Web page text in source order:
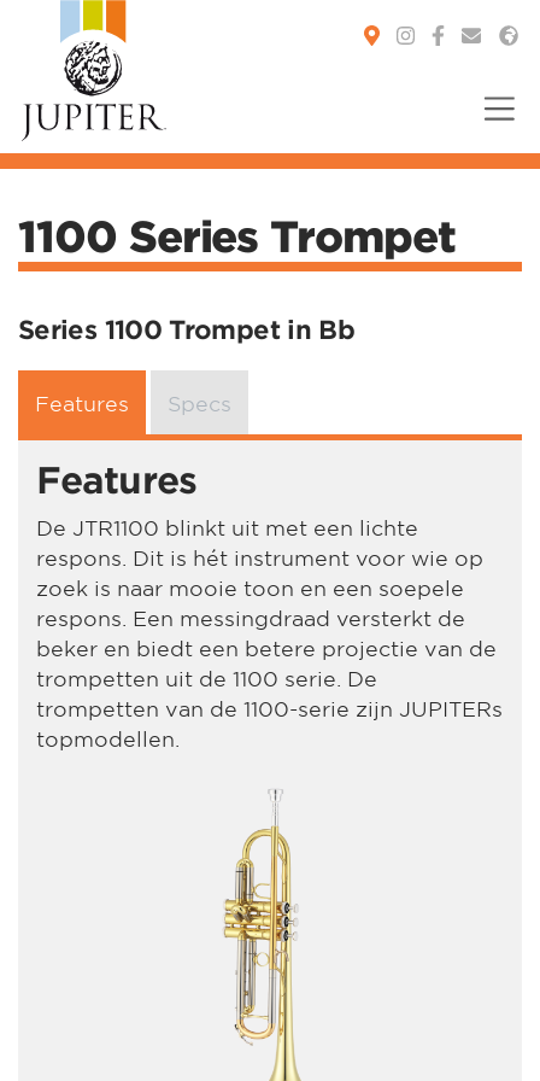
1100 Series Trompet
Series 1100 Trompet in Bb
Features Specs
Features
De JTR1100 blinkt uit met een lichte
respons. Dit is hét instrument voor wie op
zoek is naar mooie toon en een soepele
respons. Een messingdraad versterkt de
beker en biedt een betere projectie van de
trompetten uit de 1100 serie. De
trompetten van de 1100-serie zijn JUPITERs
topmodellen.